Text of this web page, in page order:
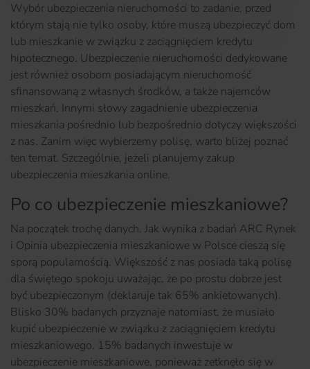
Wybór ubezpieczenia nieruchomości to zadanie, przed
którym stają nie tylko osoby, które muszą ubezpieczyć dom
lub mieszkanie w związku z zaciągnięciem kredytu
hipotecznego. Ubezpieczenie nieruchomości dedykowane
jest również osobom posiadającym nieruchomość
sfinansowaną z własnych środków, a także najemców
mieszkań. Innymi słowy zagadnienie ubezpieczenia
mieszkania pośrednio lub bezpośrednio dotyczy większości
z nas. Zanim więc wybierzemy polisę, warto bliżej poznać
ten temat. Szczególnie, jeżeli planujemy zakup
ubezpieczenia mieszkania online.
Po co ubezpieczenie mieszkaniowe?
Na początek trochę danych. Jak wynika z badań ARC Rynek
i Opinia ubezpieczenia mieszkaniowe w Polsce cieszą się
sporą popularnością. Większość z nas posiada taką polisę
dla świętego spokoju uważając, że po prostu dobrze jest
być ubezpieczonym (deklaruje tak 65% ankietowanych).
Blisko 30% badanych przyznaje natomiast, że musiało
kupić ubezpieczenie w związku z zaciągnięciem kredytu
mieszkaniowego. 15% badanych inwestuje w
ubezpieczenie mieszkaniowe, ponieważ zetknęło się w